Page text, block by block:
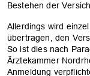
Bestehen der
Allerdings wird
übertragen, den
So ist dies nach
Ärztekammer
Anmeldung